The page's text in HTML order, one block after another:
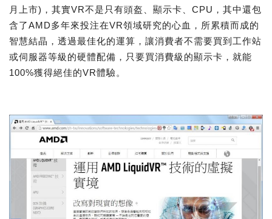
月上市)，其實VR不是只有頭盔、顯示卡、CPU，其中還包
含了AMD多年來投注在VR領域研究的心血，所累積而成的
智慧結晶，透過最佳化的運算，讓消費者不需要買到工作站
或伺服器等級的硬體配備，只要買消費級的顯示卡，就能
100%獲得絕佳的VR體驗。